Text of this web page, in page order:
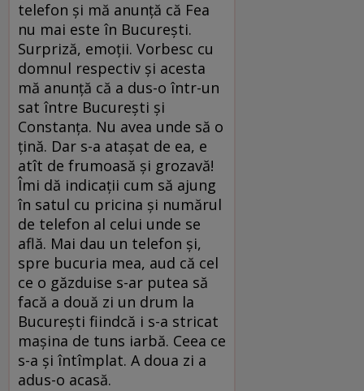
telefon şi mă anunţă că Fea
nu mai este în Bucureşti.
Surpriză, emoţii. Vorbesc cu
domnul respectiv şi acesta
mă anunţă că a dus-o într-un
sat între Bucureşti şi
Constanţa. Nu avea unde să o
ţină. Dar s-a ataşat de ea, e
atît de frumoasă şi grozavă!
Îmi dă indicaţii cum să ajung
în satul cu pricina şi numărul
de telefon al celui unde se
află. Mai dau un telefon şi,
spre bucuria mea, aud că cel
ce o găzduise s-ar putea să
facă a două zi un drum la
Bucureşti fiindcă i s-a stricat
maşina de tuns iarbă. Ceea ce
s-a şi întîmplat. A doua zi a
adus-o acasă.